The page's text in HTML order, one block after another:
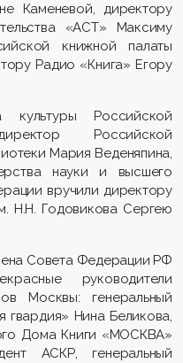
Каменевой, директору
«АСТ» Максиму
книжной палаты
Радио «Книга» Егору
культуры Российской
Российской
Мария Веденяпина,
науки и высшего
вручили директору
Н.Н. Годовикова Сергею
Совета Федерации РФ
руководители
Москвы: генеральный
Нина Беликова,
Дома Книги «МОСКВА»
АСКР, генеральный